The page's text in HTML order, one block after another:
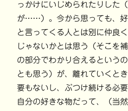
っかけにいじめられたりした
が……）。今から思っても、好
と言ってくる人とは別に仲良
じゃないかとは思う（そこを
の部分でわかり合えるという
とも思う）が、離れていくと
要もないし、ぶつけ続ける必
自分の好きな物だって、（当